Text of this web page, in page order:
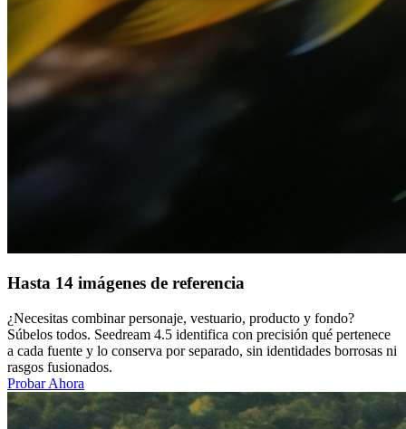
Hasta 14 imágenes de referencia
¿Necesitas combinar personaje, vestuario, producto y fondo?
Súbelos todos. Seedream 4.5 identifica con precisión qué pertenece
a cada fuente y lo conserva por separado, sin identidades borrosas ni
rasgos fusionados.
Probar Ahora